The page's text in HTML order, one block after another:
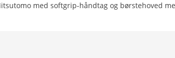
med softgrip-håndtag og børstehoved